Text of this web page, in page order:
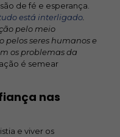
de fé e esperança.
está interligado.
pelo meio
seres humanos e
os problemas da
é semear
nas
e viver os